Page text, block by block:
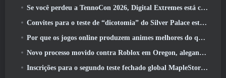
Se você perdeu a TennoCon 2026, Digital Extremes está compartilhando todos os painéis
Convites para o teste de “dicotomia” do Silver Palace estão sendo enviados
Por que os jogos online produzem animes melhores do que os jogos de anime
Novo processo movido contra Roblox em Oregon, alegando incidente com cuidados infantis
Inscrições para o segundo teste fechado global MapleStory Classic World